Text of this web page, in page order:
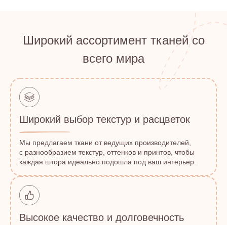
Широкий ассортимент тканей со
всего мира
Широкий выбор текстур и расцветок
Мы предлагаем ткани от ведущих производителей,
с разнообразием текстур, оттенков и принтов, чтобы
каждая штора идеально подошла под ваш интерьер.
Высокое качество и долговечность